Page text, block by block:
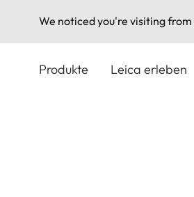
We noticed you're visiting from
Produkte Leica erleben